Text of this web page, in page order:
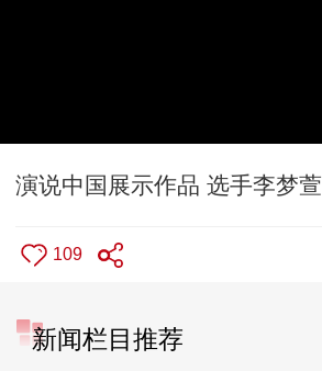
演说中国展示作品 选手李梦萱
109
新闻栏目推荐